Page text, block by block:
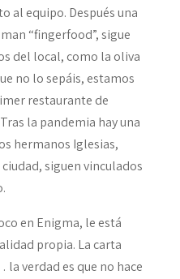
al equipo. Después una
“fingerfood”, sigue
del local, como la oliva
no lo sepáis, estamos
restaurante de
la pandemia hay una
hermanos Iglesias,
siguen vinculados
en Enigma, le está
propia. La carta
verdad es que no hace